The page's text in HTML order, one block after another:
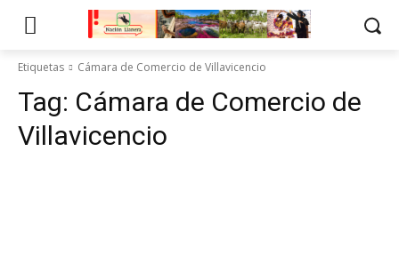
Etiquetas Cámara de Comercio de Villavicencio
Tag: Cámara de Comercio de
Villavicencio